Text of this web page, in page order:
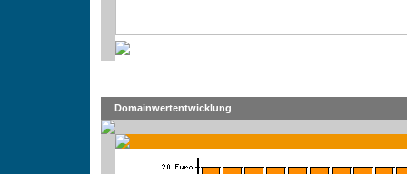
Domainwertentwicklung